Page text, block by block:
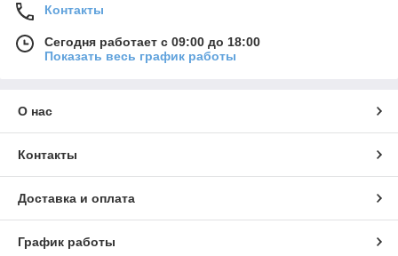
Контакты
Сегодня работает с 09:00 до 18:00
Показать весь график работы
О нас
Контакты
Доставка и оплата
График работы